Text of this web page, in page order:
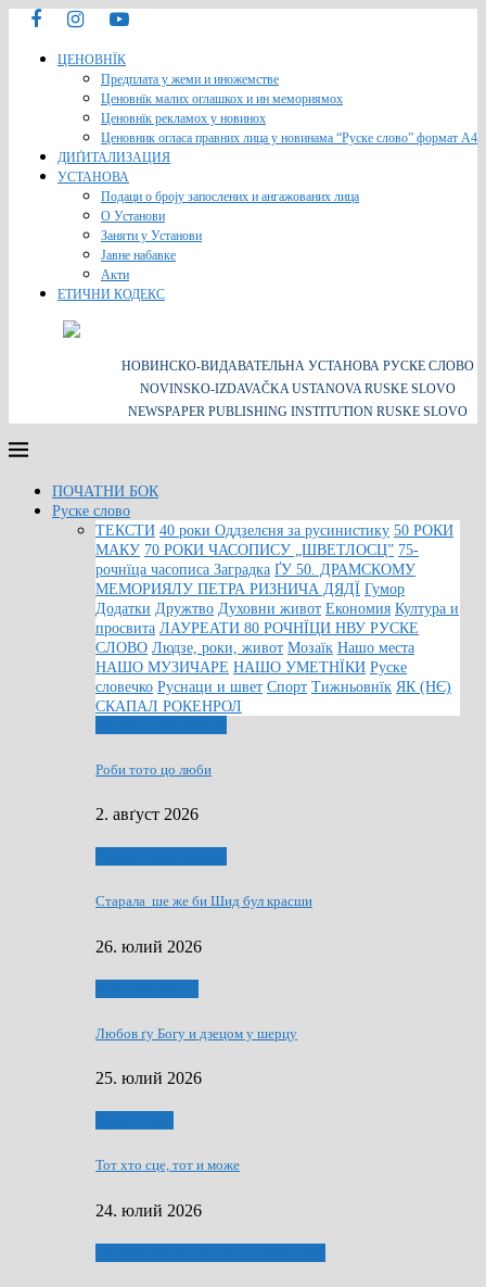
ЦЕНОВНЇК
Предплата у жеми и иножемстве
Ценовнїк малих оглашкох и ин мемориямох
Ценовнїк рекламох у новинох
Ценовник огласа правних лица у новинама “Руске слово” формат A4
ДИҐИТАЛИЗАЦИЯ
УСТАНОВА
Подаци о броју запослених и ангажованих лица
О Установи
Заняти у Установи
Јавне набавке
Акти
ЕТИЧНИ КОДЕКС
НОВИНСКО-ВИДАВАТЕЛЬНА УСТАНОВА РУСКЕ СЛОВО
NOVINSKO-IZDAVAČKA USTANOVA RUSKE SLOVO
NEWSPAPER PUBLISHING INSTITUTION RUSKE SLOVO
ПОЧАТНИ БОК
Руске слово
ТЕКСТИ 40 роки Оддзелєня за русинистику 50 РОКИ
МАКУ 70 РОКИ ЧАСОПИСУ „ШВЕТЛОСЦ” 75-
рочнїца часописа Заградка ҐУ 50. ДРАМСКОМУ
МЕМОРИЯЛУ ПЕТРА РИЗНИЧА ДЯДЇ Гумор
Додатки Дружтво Духовни живот Економия Култура и
просвита ЛАУРЕАТИ 80 РОЧНЇЦИ НВУ РУСКЕ
СЛОВО Людзе, роки, живот Мозаїк Нашо места
НАШО МУЗИЧАРЕ НАШО УМЕТНЇКИ Руске
словечко Руснаци и швет Спорт Тижньовнїк ЯК (НЄ)
СКАПАЛ РОКЕНРОЛ
Роби тото цо люби
2. авґуст 2026
Старала ше же би Шид бул красши
26. юлий 2026
Любов ґу Богу и дзецом у шерцу
25. юлий 2026
Тот хто сце, тот и може
24. юлий 2026